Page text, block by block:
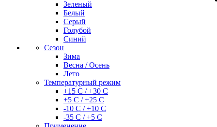
Зеленый
Белый
Серый
Голубой
Синий
Сезон
Зима
Весна / Осень
Лето
Температурный режим
+15 С / +30 С
+5 С / +25 С
-10 С / +10 С
-35 С / +5 С